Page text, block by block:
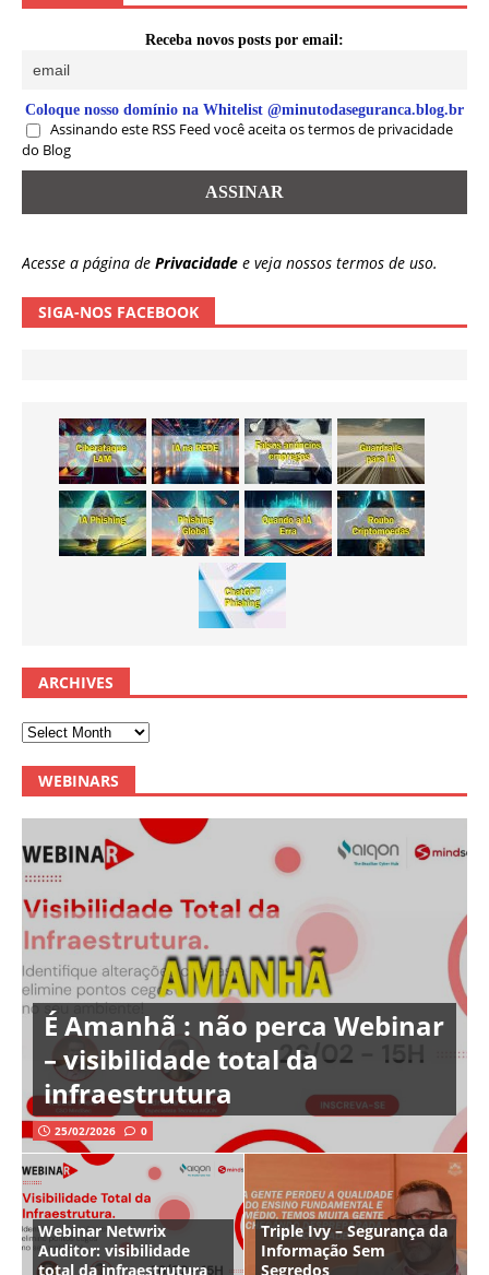
Receba novos posts por email:
Coloque nosso domínio na Whitelist @minutodaseguranca.blog.br
Assinando este RSS Feed você aceita os termos de privacidade
do Blog
Acesse a página de Privacidade e veja nossos termos de uso.
SIGA-NOS FACEBOOK
ARCHIVES
WEBINARS
É Amanhã : não perca Webinar
– visibilidade total da
infraestrutura
25/02/2026 0
Webinar Netwrix
Auditor: visibilidade
total da infraestrutura
Triple Ivy – Segurança da
Informação Sem
Segredos